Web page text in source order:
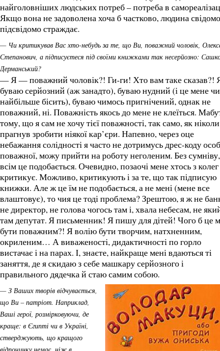
найголовніших людських потреб – потреба в
Якщо вона не задоволена хоча б частково, людина
підсвідомо страждає.
— Чи критикував Вас хто-небудь за те, що Ви, поважний чоловік,
Степанович, а підписуєтеся під своїми книжками так несерйозно:
Дерманський?
— Я — поважний чоловік?! Ги-ги! Хто вам таке сказав?!
буваю серйозний (аж занадто), буваю нудний (і це мене
найбільше бісить), буваю чимось пригнічений, однак не
поважний, ні. Поважність якось до мене не клеїться.
тому, що я сам не хочу тієї поважності, так само, як
прагнув зробити ніякої кар’єри. Напевно, через оце
небажання солідності я часто не дотримусь дрес-коду
поважної, можу прийти на роботу неголеним. Без
всім це подобається. Очевидно, позаочі мене хтось з колег
критикує. Можливо, критикують і за те, що так підписую
книжки. Але ж це їм не подобається, а не мені (мене все
влаштовує), то чия це тоді проблема? Зрештою, я ж не
не директор, не голова чогось там і, хвала небесам, не
там депутат. Я письменник! Я пишу для дітей! Чого б це
бути поважним?! Я волію бути творчим, натхненним,
окриленим… А виваженості, дидактичності по горло
вистачає і на парах. І, знаєте, найкраще мені вдаються ті
заняття, де я скидаю з себе машкару серйозного і
правильного дядечка й стаю самим собою.
— З Ваших творів відчувається,
що Ви – патріот. Наприклад,
Ваші герої, розмірковуючи, де
краще: в Єгипті чи в Україні,
стверджують, що кращого